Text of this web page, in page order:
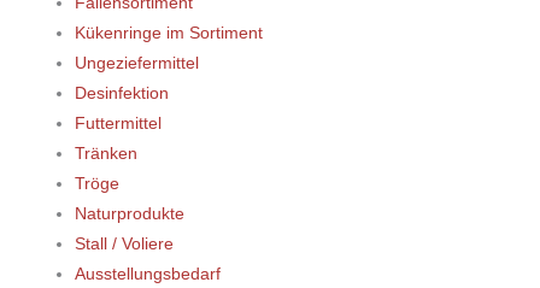
Kükenringe im Sortiment
Ungeziefermittel
Desinfektion
Futtermittel
Tränken
Tröge
Naturprodukte
Stall / Voliere
Ausstellungsbedarf